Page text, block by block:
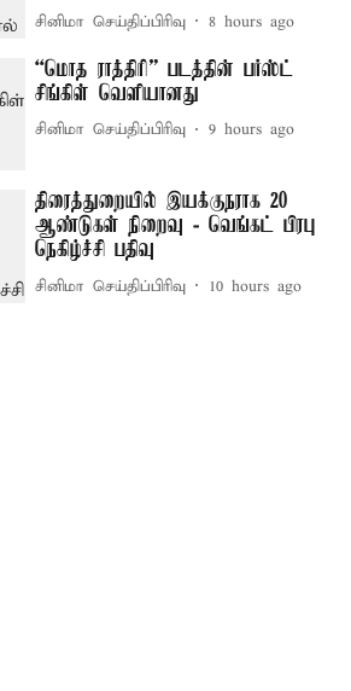
சினிமா செய்திப்பிரிவு 8 hours ago
“மொத ராத்திரி” படத்தின் பர்ஸ்ட்
சிங்கிள் வெளியானது
சினிமா செய்திப்பிரிவு 9 hours ago
திரைத்துறையில் இயக்குநராக 20
ஆண்டுகள் நிறைவு - வெங்கட் பிரபு
நெகிழ்ச்சி பதிவு
சினிமா செய்திப்பிரிவு 10 hours ago